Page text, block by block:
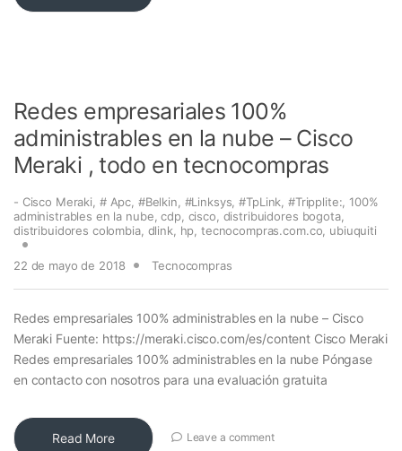
Redes empresariales 100%
administrables en la nube – Cisco
Meraki , todo en tecnocompras
- Cisco Meraki # Apc #Belkin #Linksys ,#TpLink #Tripplite: ,100%
administrables en la nube ,cdp, cisco distribuidores bogota,
distribuidores colombia, dlink hp ,tecnocompras.com.co ubiuquiti
22 de mayo de 2018 Tecnocompras
Redes empresariales 100% administrables en la nube – Cisco
Meraki Fuente: https://meraki.cisco.com/es/content Cisco Meraki
Redes empresariales 100% administrables en la nube Póngase
en contacto con nosotros para una evaluación gratuita
Read More Leave a comment